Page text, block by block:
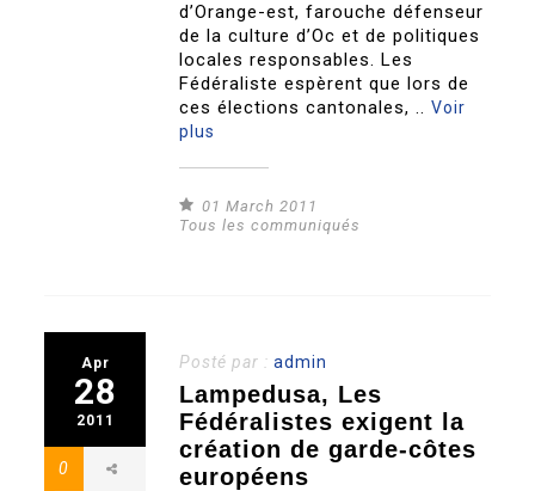
d’Orange-est, farouche défenseur
de la culture d’Oc et de politiques
locales responsables. Les
Fédéraliste espèrent que lors de
ces élections cantonales, ..Voir
plus
01 March 2011
Tous les communiqués
Apr
28
2011
0
Posté par :admin
Lampedusa, Les
Fédéralistes exigent la
création de garde-côtes
européens